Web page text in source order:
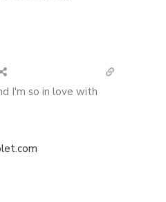
I'm so in love with